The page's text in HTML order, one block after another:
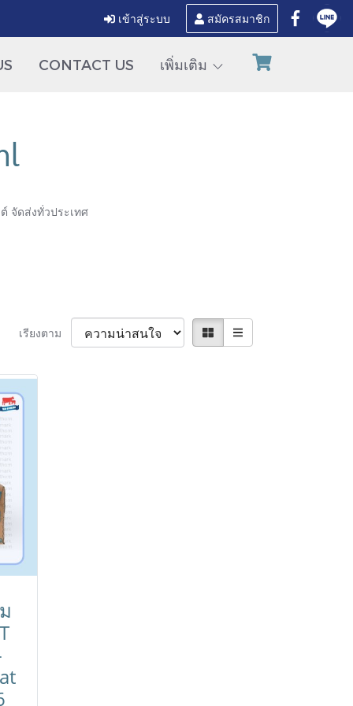
เข้าสู่ระบบ สมัครสมาชิก
CONTACT US เพิ่มเติม
จัดส่งทั่วประเทศ
เรียงตาม